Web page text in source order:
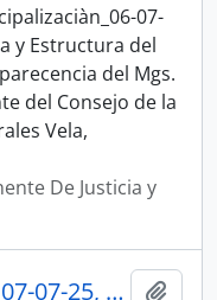
07-
y Estructura del
del Mgs.
del Consejo de la
Vela,
De Justicia y
004_S-D_Comparecencia_07-07-25, Sesion 009 Justicia y Estructura del Estado